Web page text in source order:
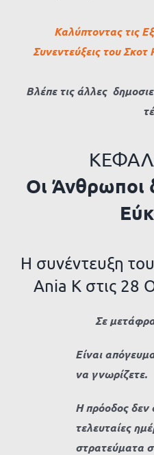
Καλύπτοντας τις
Συνεντεύξεις του
Βλέπε τις άλλες
Οι Άνθρωποι
Η συνέντευξη
Ania K στις 28
Σε
Είναι
να γνωρίζετε.
Η πρόοδος δεν
τελευταίες
στρατεύματα